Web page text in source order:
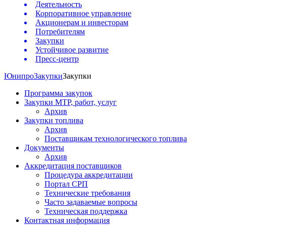
Деятельность
Корпоративное управление
Акционерам и инвесторам
Потребителям
Закупки
Устойчивое развитие
Пресс-центр
ЮнипроЗакупкиЗакупки
Программа закупок
Закупки МТР, работ, услуг
Архив
Закупки топлива
Архив
Поставщикам технологического топлива
Документы
Архив
Аккредитация поставщиков
Процедура аккредитации
Портал СРП
Технические требования
Часто задаваемые вопросы
Техническая поддержка
Контактная информация